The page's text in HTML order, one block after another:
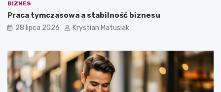
BIZNES
Praca tymczasowa a stabilność biznesu
28 lipca 2026 Krystian Matusiak